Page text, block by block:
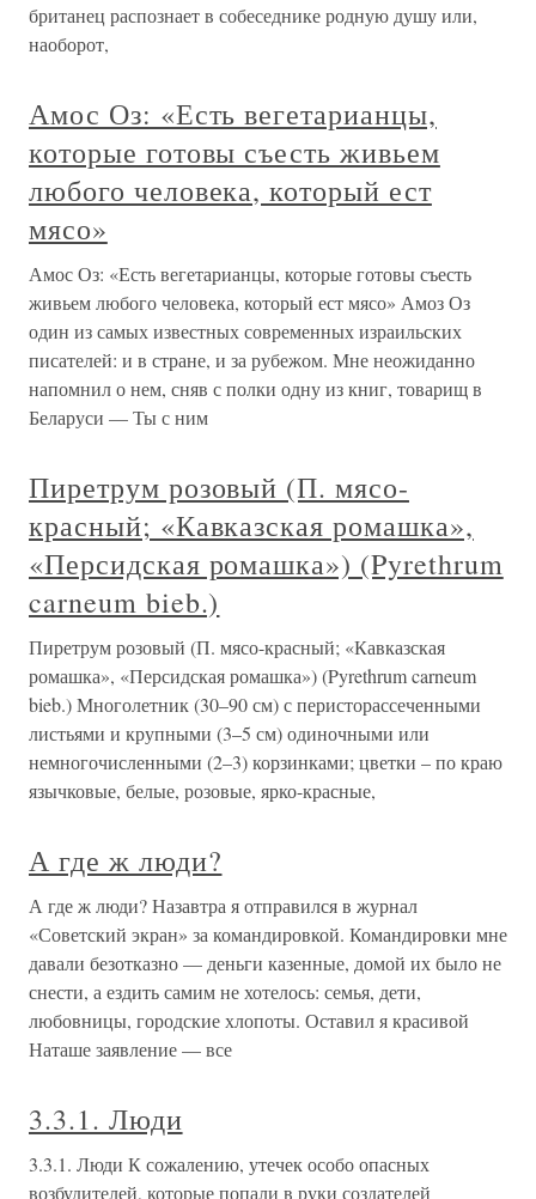
британец распознает в собеседнике родную душу или,
наоборот,
Амос Оз: «Есть вегетарианцы,
которые готовы съесть живьем
любого человека, который ест
мясо»
Амос Оз: «Есть вегетарианцы, которые готовы съесть
живьем любого человека, который ест мясо» Амоз Оз
один из самых известных современных израильских
писателей: и в стране, и за рубежом. Мне неожиданно
напомнил о нем, сняв с полки одну из книг, товарищ в
Беларуси — Ты с ним
Пиретрум розовый (П. мясо-
красный; «Кавказская ромашка»,
«Персидская ромашка») (Pyrethrum
carneum bieb.)
Пиретрум розовый (П. мясо-красный; «Кавказская
ромашка», «Персидская ромашка») (Pyrethrum carneum
bieb.) Многолетник (30–90 см) с перисторассеченными
листьями и крупными (3–5 см) одиночными или
немногочисленными (2–3) корзинками; цветки – по краю
язычковые, белые, розовые, ярко-красные,
А где ж люди?
А где ж люди? Назавтра я отправился в журнал
«Советский экран» за командировкой. Командировки мне
давали безотказно — деньги казенные, домой их было не
снести, а ездить самим не хотелось: семья, дети,
любовницы, городские хлопоты. Оставил я красивой
Наташе заявление — все
3.3.1. Люди
3.3.1. Люди К сожалению, утечек особо опасных
возбудителей, которые попали в руки создателей